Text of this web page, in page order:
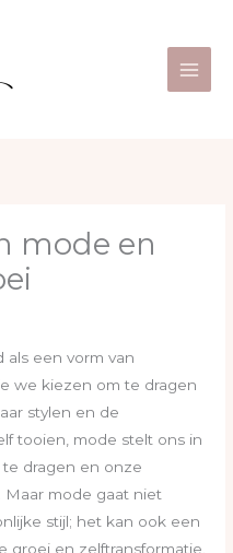
mode en
een vorm van
we kiezen om te dragen
stylen en de
tooien, mode stelt ons in
dragen en onze
mode gaat niet
stijl; het kan ook een
groei en zelftransformatie.